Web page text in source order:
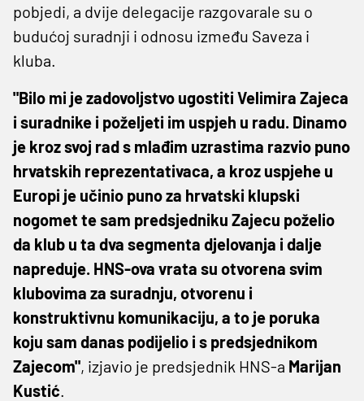
pobjedi, a dvije delegacije razgovarale su o
budućoj suradnji i odnosu između Saveza i
kluba.
"Bilo mi je zadovoljstvo ugostiti Velimira Zajeca
i suradnike i poželjeti im uspjeh u radu. Dinamo
je kroz svoj rad s mlađim uzrastima razvio puno
hrvatskih reprezentativaca, a kroz uspjehe u
Europi je učinio puno za hrvatski klupski
nogomet te sam predsjedniku Zajecu poželio
da klub u ta dva segmenta djelovanja i dalje
napreduje. HNS-ova vrata su otvorena svim
klubovima za suradnju, otvorenu i
konstruktivnu komunikaciju, a to je poruka
koju sam danas podijelio i s predsjednikom
Zajecom", izjavio je predsjednik HNS-a Marijan
Kustić.